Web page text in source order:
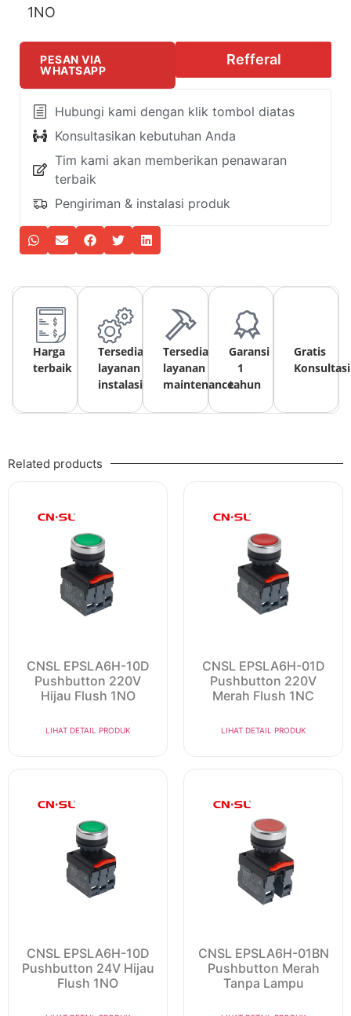
1NO
PESAN VIA
WHATSAPP
Refferal
Hubungi kami dengan klik tombol diatas
Konsultasikan kebutuhan Anda
Tim kami akan memberikan penawaran
terbaik
Pengiriman & instalasi produk
Harga
terbaik
Tersedia
layanan
instalasi
Tersedia
layanan
maintenance
Garansi
1
tahun
Gratis
Konsultasi
Related products
CNSL EPSLA6H-10D
Pushbutton 220V
Hijau Flush 1NO
LIHAT DETAIL PRODUK
CNSL EPSLA6H-01D
Pushbutton 220V
Merah Flush 1NC
LIHAT DETAIL PRODUK
CNSL EPSLA6H-10D
Pushbutton 24V Hijau
Flush 1NO
CNSL EPSLA6H-01BN
Pushbutton Merah
Tanpa Lampu